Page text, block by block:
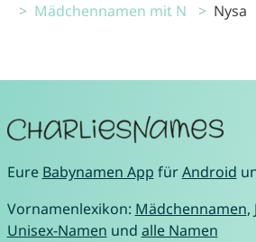
Mädchennamen mit N
Nysa
Eure Babynamen App fürAndroid
Vornamenlexikon: Mädchennamen,
Unisex-Namen und alle Namen